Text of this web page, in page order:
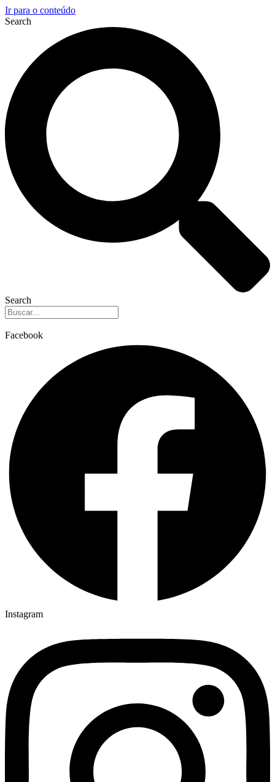
Ir para o conteúdo
Search
Search
Facebook
Instagram